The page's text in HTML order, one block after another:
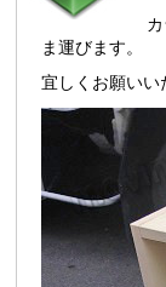
ま運びます。
宜しくお願いい